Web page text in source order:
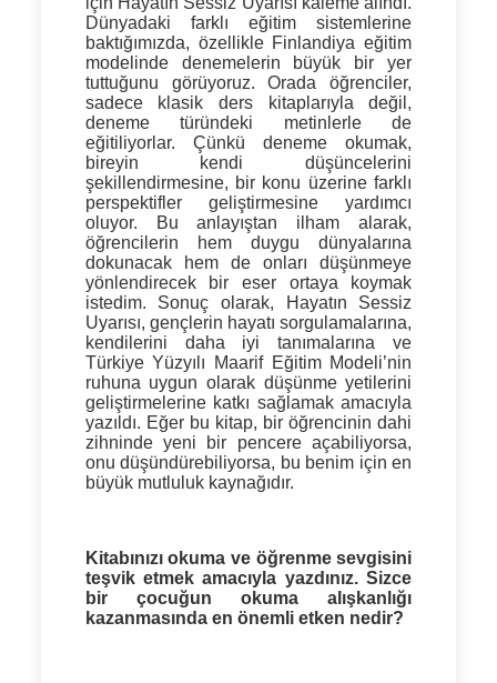
Dünyadaki farklı eğitim sistemlerine
baktığımızda, özellikle Finlandiya eğitim
modelinde denemelerin büyük bir yer
tuttuğunu görüyoruz. Orada öğrenciler,
sadece klasik ders kitaplarıyla değil,
deneme türündeki metinlerle de
eğitiliyorlar. Çünkü deneme okumak,
bireyin kendi düşüncelerini
şekillendirmesine, bir konu üzerine farklı
perspektifler geliştirmesine yardımcı
oluyor. Bu anlayıştan ilham alarak,
öğrencilerin hem duygu dünyalarına
dokunacak hem de onları düşünmeye
yönlendirecek bir eser ortaya koymak
istedim. Sonuç olarak, Hayatın Sessiz
Uyarısı, gençlerin hayatı sorgulamalarına,
kendilerini daha iyi tanımalarına ve
Türkiye Yüzyılı Maarif Eğitim Modeli’nin
ruhuna uygun olarak düşünme yetilerini
geliştirmelerine katkı sağlamak amacıyla
yazıldı. Eğer bu kitap, bir öğrencinin dahi
zihninde yeni bir pencere açabiliyorsa,
onu düşündürebiliyorsa, bu benim için en
büyük mutluluk kaynağıdır.
Kitabınızı okuma ve öğrenme sevgisini
teşvik etmek amacıyla yazdınız. Sizce
bir çocuğun okuma alışkanlığı
kazanmasında en önemli etken nedir?